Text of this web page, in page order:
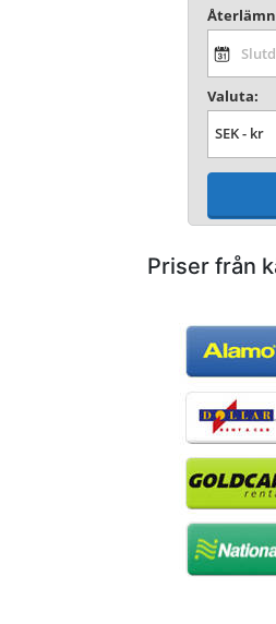
Valuta:
Priser från